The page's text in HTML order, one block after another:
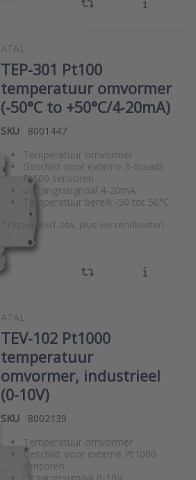
ATAL
TEP-301 Pt100
temperatuur omvormer
(-50°C to +50°C/4-20mA)
SKU
8001447
Temperatuur omvormer
Geschikt voor externe 3-draads
Pt100 sensoren
Uitgangssugnaal 4-20mA
Temperatuur bereik -50 tot 50°C
Prijzen excl. btw, plus verzendkosten
ATAL
TEV-102 Pt1000
temperatuur
omvormer, industrieel
(0-10V)
SKU
8002139
Temperatuur omvormer
Geschikt voor externe Pt1000
sensoren
Uitgangssignaal 0-10V